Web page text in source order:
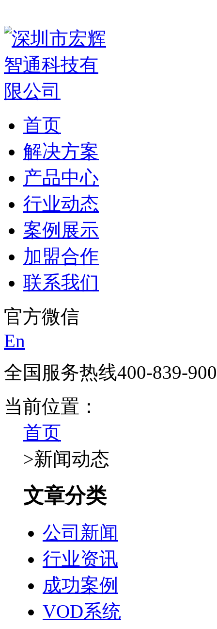
首页
解决方案
产品中心
行业动态
案例展示
加盟合作
联系我们
官方微信
En
全国服务热线400-839-
当前位置：
首页
>新闻动态
文章分类
公司新闻
行业资讯
成功案例
VOD系统